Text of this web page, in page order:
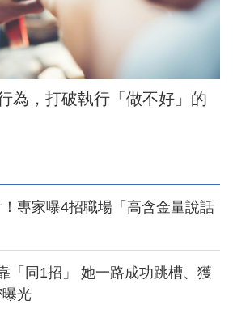
為，打破執行「做不好」的
專家曝4招職場「高含金量說話
「同1招」 她一路成功跳槽、獲
光